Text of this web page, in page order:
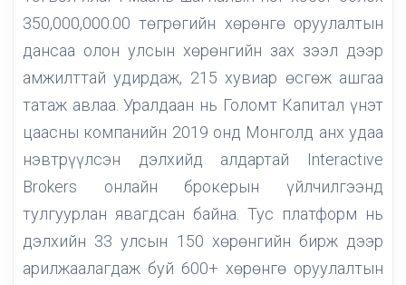
350,000,000.00 төгрөгийн хөрөнгө оруулалтын
дансаа олон улсын хөрөнгийн зах зээл дээр
амжилттай удирдаж, 215 хувиар өсгөж ашгаа
татаж авлаа. Уралдаан нь Голомт Капитал үнэт
цаасны компанийн 2019 онд Монголд анх удаа
нэвтрүүлсэн дэлхийд алдартай Interactive
Brokers онлайн брокерын үйлчилгээнд
тулгуурлан явагдсан байна. Тус платформ нь
дэлхийн 33 улсын 150 хөрөнгийн бирж дээр
арилжаалагдаж буй 600+ хөрөнгө оруулалтын